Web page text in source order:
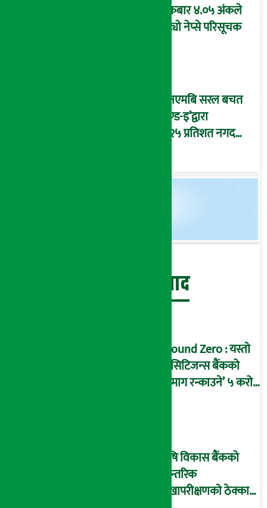
शुक्रबार ४.०५ अंकले
घट्यो नेप्से परिसूचक
‘एनएमबि सरल बचत
फण्ड-इ’द्वारा
५.२५ प्रतिशत नगद
बेथिति मुर्दाबाद
Ground Zero : यस्तो
छ सिटिजन्स बैंकको
‘दिमाग रन्काउने’ ५ करोड
कृषि विकास बैंकको
आन्तरिक
लेखापरीक्षणको ठेक्का